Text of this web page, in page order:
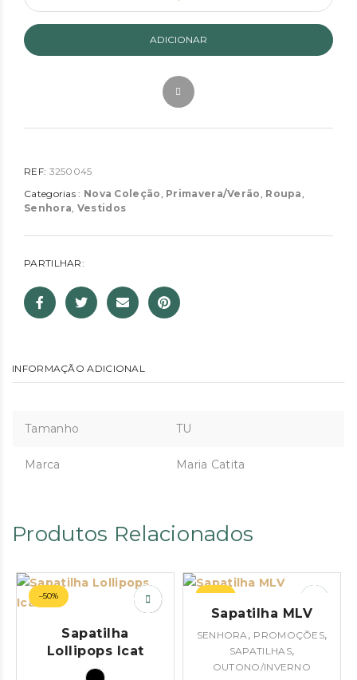
ADICIONAR
REF: 3250045
Categorias : Nova Coleção, Primavera/Verão, Roupa,
Senhora, Vestidos
PARTILHAR:
INFORMAÇÃO ADICIONAL
Tamanho TU
Marca Maria Catita
Produtos Relacionados
–50%
Sapatilha
Lollipops Icat
–42%
Sapatilha MLV
SENHORA, PROMOÇÕES,
SAPATILHAS,
OUTONO/INVERNO